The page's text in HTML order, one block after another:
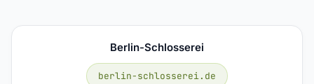
Berlin-Schlosserei
berlin-schlosserei.de